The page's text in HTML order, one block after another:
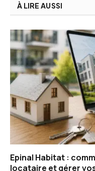
À LIRE AUSSI
Epinal Habitat :
locataire et gérer